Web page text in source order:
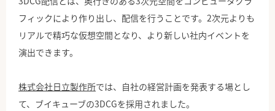
フィックにより作り出し、配信を行うことです。2次元よりも
リアルで精巧な仮想空間となり、より新しい社内イベントを
演出できます。
株式会社日立製作所では、自社の経営計画を発表する場とし
て、ブイキューブの3DCGを採用されました。